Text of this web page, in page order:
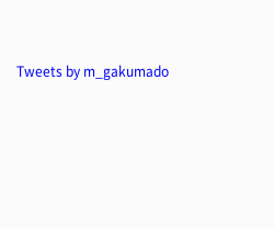
Tweets by m_gakumado